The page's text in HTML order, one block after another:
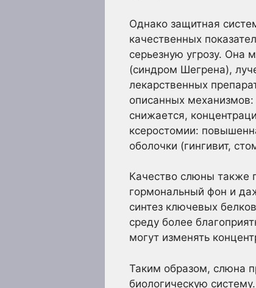
Однако защитная
качественных
серьезную угрозу. Она
(синдром Шегрена),
лекарственных
описанных
снижается,
ксеростомии:
оболочки (гингивит,
Качество слюны также
гормональный фон и
синтез ключевых
среду более
могут изменять
Таким образом, слюна
биологическую